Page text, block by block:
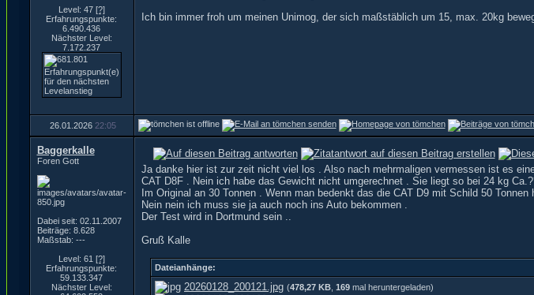
Level: 47 [?]
Erfahrungspunkte:
6.490.436
Nächster Level:
7.172.237
Ich bin immer froh um meinen Unimog, der sich maßstäblich um 15, max. 20kg
26.01.2026 22:05
Baggerkalle
Foren Gott
Dabei seit: 02.11.2007
Beiträge: 8.628
Maßstab: ---
Level: 61 [?]
Erfahrungspunkte:
59.133.347
Nächster Level:
Ja danke hier ist zur zeit nicht viel los . Also nach mehrmaligen vermessen ist es
CAT D8F . Nein ich habe das Gewicht nicht umgerechnet . Sie liegt so bei 24 kg
Im Original an 30 Tonnen . Wenn man bedenkt das die CAT D9 mit Schild 50 Tonnen
Nein nein ich muss sie ja auch noch ins Auto bekommen .
Der Test wird in Dortmund sein ..
Gruß Kalle
Dateianhänge:
20260128_200121.jpg (478,27 KB 169 mal heruntergeladen)